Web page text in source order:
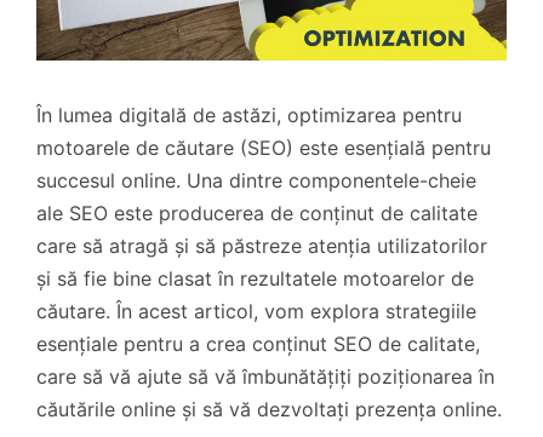
În lumea digitală de astăzi, optimizarea pentru
motoarele de căutare (SEO) este esențială pentru
succesul online. Una dintre componentele-cheie
ale SEO este producerea de conținut de calitate
care să atragă și să păstreze atenția utilizatorilor
și să fie bine clasat în rezultatele motoarelor de
căutare. În acest articol, vom explora strategiile
esențiale pentru a crea conținut SEO de calitate,
care să vă ajute să vă îmbunătățiți poziționarea în
căutările online și să vă dezvoltați prezența online.